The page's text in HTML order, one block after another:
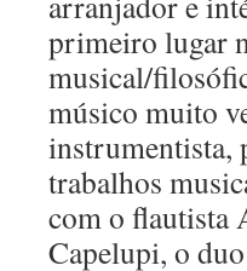
primeiro lugar
musical/
músico muito
instrumentista,
trabalhos
com o flautista
Capelupi, o duo